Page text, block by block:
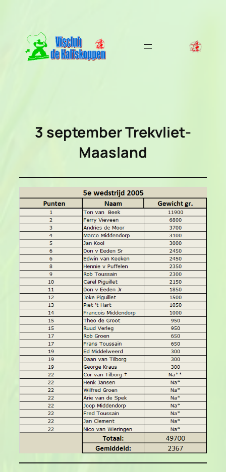
inhoud
3 septemberTrekvliet-
Maasland